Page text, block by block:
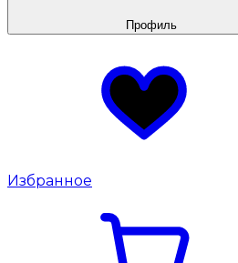
Профиль
Избранное